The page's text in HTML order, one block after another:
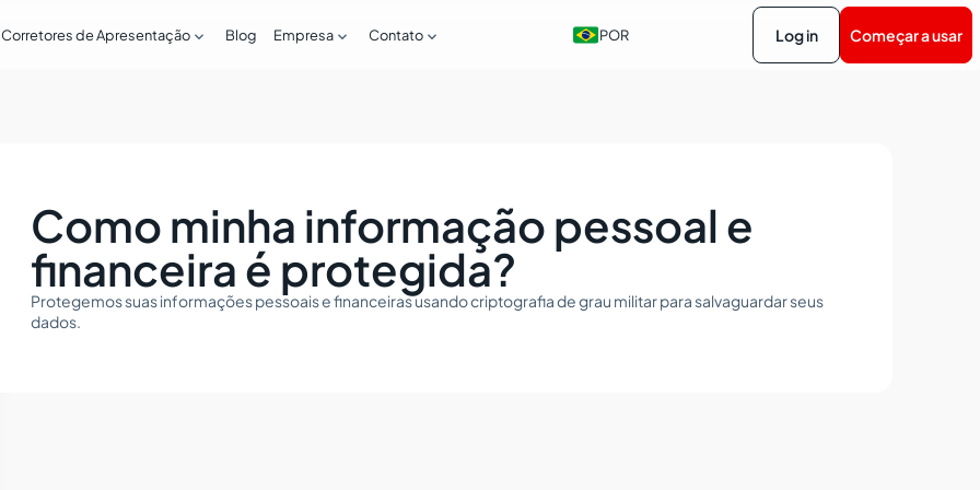
Corretores de Apresentação Blog Empresa Contato POR Log in Começar a usar
Como minha informação pessoal e
financeira é protegida?
Protegemos suas informações pessoais e financeiras usando criptografia de grau militar para salvaguardar seus
dados.